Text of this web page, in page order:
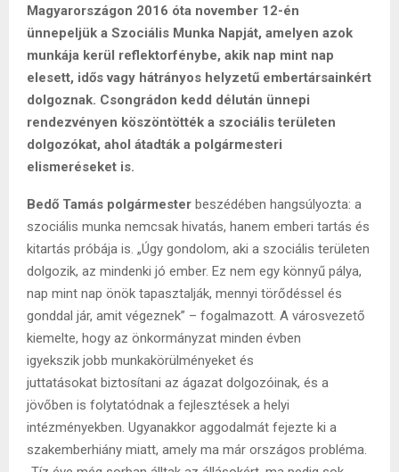
Magyarországon 2016 óta november 12-én
ünnepeljük a Szociális Munka Napját, amelyen azok
munkája kerül reflektorfénybe, akik nap mint nap
elesett, idős vagy hátrányos helyzetű embertársainkért
dolgoznak. Csongrádon kedd délután ünnepi
rendezvényen köszöntötték a szociális területen
dolgozókat, ahol átadták a polgármesteri
elismeréseket is.
Bedő Tamás polgármester beszédében hangsúlyozta: a
szociális munka nemcsak hivatás, hanem emberi tartás és
kitartás próbája is. „Úgy gondolom, aki a szociális területen
dolgozik, az mindenki jó ember. Ez nem egy könnyű pálya,
nap mint nap önök tapasztalják, mennyi törődéssel és
gonddal jár, amit végeznek” – fogalmazott. A városvezető
kiemelte, hogy az önkormányzat minden évben
igyekszik jobb munkakörülményeket és
juttatásokat biztosítani az ágazat dolgozóinak, és a
jövőben is folytatódnak a fejlesztések a helyi
intézményekben. Ugyanakkor aggodalmát fejezte ki a
szakemberhiány miatt, amely ma már országos probléma.